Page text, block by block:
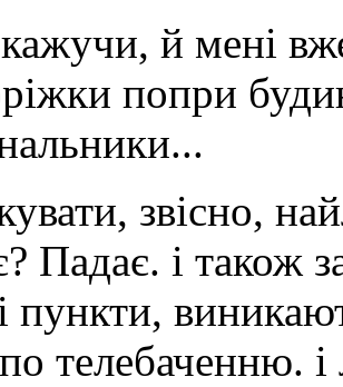
й мені
попри
звісно,
Падає. і також
пункти,
телебаченню.